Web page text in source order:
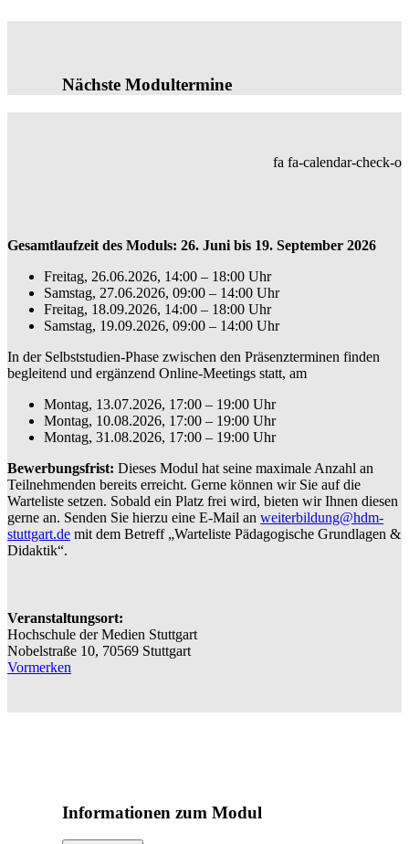
Nächste Modultermine
fa fa-calendar-check-o
Gesamtlaufzeit des Moduls: 26. Juni bis 19. September 2026
Freitag, 26.06.2026, 14:00 – 18:00 Uhr
Samstag, 27.06.2026, 09:00 – 14:00 Uhr
Freitag, 18.09.2026, 14:00 – 18:00 Uhr
Samstag, 19.09.2026, 09:00 – 14:00 Uhr
In der Selbststudien-Phase zwischen den Präsenzterminen finden
begleitend und ergänzend Online-Meetings statt, am
Montag, 13.07.2026, 17:00 – 19:00 Uhr
Montag, 10.08.2026, 17:00 – 19:00 Uhr
Montag, 31.08.2026, 17:00 – 19:00 Uhr
Bewerbungsfrist: Dieses Modul hat seine maximale Anzahl an
Teilnehmenden bereits erreicht. Gerne können wir Sie auf die
Warteliste setzen. Sobald ein Platz frei wird, bieten wir Ihnen diesen
gerne an. Senden Sie hierzu eine E-Mail an weiterbildung@hdm-
stuttgart.de mit dem Betreff „Warteliste Pädagogische Grundlagen &
Didaktik“.
Veranstaltungsort:
Hochschule der Medien Stuttgart
Nobelstraße 10, 70569 Stuttgart
Vormerken
Informationen zum Modul